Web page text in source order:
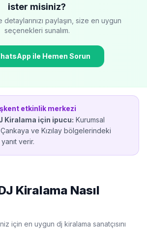
ister misiniz?
paylaşın, size en uygun
seçenekleri sunalım.
ile Hemen Sorun
etkinlik merkezi
Kiralama için ipucu: Kurumsal
ve Kızılay bölgelerindeki
yanıt verir.
Kiralama Nasıl
için en uygun dj kiralama sanatçısını